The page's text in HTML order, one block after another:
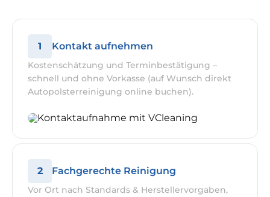
1 Kontakt aufnehmen
Kostenschätzung und Terminbestätigung –
schnell und ohne Vorkasse (auf Wunsch direkt
Autopolsterreinigung online buchen).
2 Fachgerechte Reinigung
Vor Ort nach Standards & Herstellervorgaben,